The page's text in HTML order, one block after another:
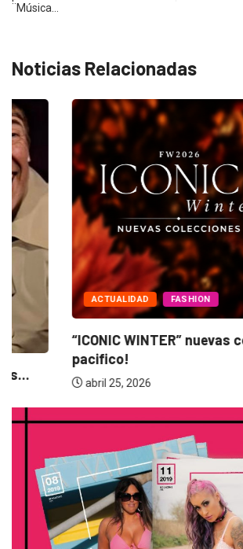
¨Música…
Noticias Relacionadas
ACTUALIDAD FASHION
“ICONIC WINTER” nuevas
pacifico!
abril 25, 2026